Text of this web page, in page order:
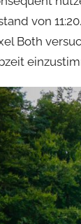
von
Both